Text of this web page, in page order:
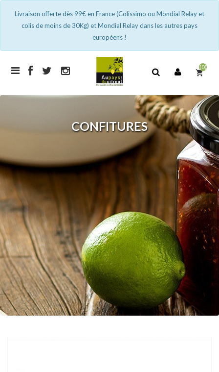
Livraison offerte dès 99€ en France (Colissimo ou Mondial Relay et
colis de moins de 30Kg) et Mondial Relay dans les autres pays
européens !
shopping_cart
(0)
CONFITURES